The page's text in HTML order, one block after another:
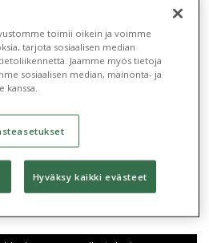
Blogit Asiakaskokemuksia
ja huomaat, miten helppoa
Verkkokaupan käyttöönotto
toimii oikein ja voimme
tarjota sosiaalisen median
Jaamme myös tietoja
sosiaalisen median, mainonta- ja
Hyväksy kaikki evästeet